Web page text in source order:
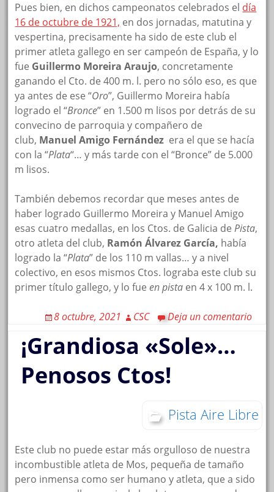
Pues bien, en dichos campeonatos celebrados el día
16 de octubre de 1921, en dos jornadas, matutina y
vespertina, precisamente ha sido de este club el
primer atleta gallego en ser campeón de España, y lo
fue Guillermo Moreira Araujo, concretamente
ganando el Cto. de 400 m. l. pero no sólo eso, es que
ya antes de ese “Oro”, Guillermo Moreira había
logrado el “Bronce” en 1.500 m lisos por detrás de su
convecino de parroquia y compañero de
club, Manuel Amigo Fernández era el que se hacía
con la “Plata“… y más tarde con el “Bronce” de 5.000
m lisos.
También debemos recordar que meses antes de
haber logrado Guillermo Moreira y Manuel Amigo
esas cuatro medallas, en los Ctos. de Galicia dePista,
otro atleta del club, Ramón Álvarez García, había
logrado la “Plata” de los 110 m vallas… y a nivel
colectivo, en esos mismos Ctos. lograba este club su
primer título gallego, y lo fueen pista en 4 x 100 m. l.
8 octubre, 2021 CSC Deja un comentario
¡Grandiosa «Sole»…
Penosos Ctos!
Pista Aire Libre
Este club no puede estar más orgulloso de nuestra
incombustible atleta de Mos, pequeña de tamaño
pero inmensa como ser humano y atleta, que a sido